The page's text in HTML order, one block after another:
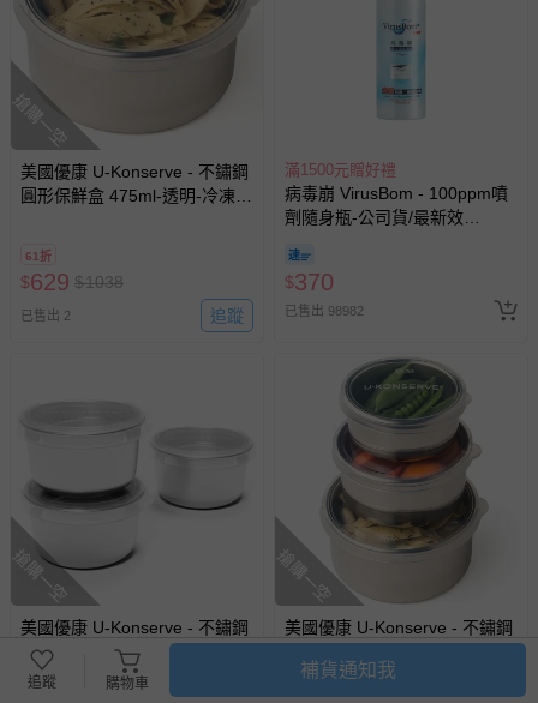
搶購一空
美國優康 U-Konserve - 不鏽鋼
圓形保鮮盒 475ml-透明-冷凍
61折
$629 $1038
已售出 2 追蹤
滿1500元贈好禮
病毒崩 VirusBom - 100ppm噴
劑隨身瓶-公司貨/最新效
$370
已售出 98982
搶購一空
美國優康 U-Konserve - 不鏽鋼
圓形保鮮盒 90ml三入組-透明-
冷凍盒/儲存盒-通過 LFGB 食品
搶購一空
美國優康 U-Konserve - 不鏽鋼
盒/便當盒/儲存盒-通過 LFGB
追蹤 購物車
補貨通知我